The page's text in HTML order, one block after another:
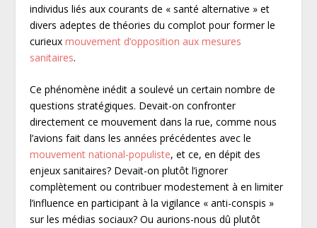
individus liés aux courants de « santé alternative » et
divers adeptes de théories du complot pour former le
curieuxmouvement d’opposition aux mesures
sanitaires.
Ce phénomène inédit a soulevé un certain nombre de
questions stratégiques. Devait-on confronter
directement ce mouvement dans la rue, comme nous
l’avions fait dans les années précédentes avec le
mouvement national-populiste, et ce, en dépit des
enjeux sanitaires? Devait-on plutôt l’ignorer
complètement ou contribuer modestement à en limiter
l’influence en participant à la vigilance « anti-conspis »
sur les médias sociaux? Ou aurions-nous dû plutôt